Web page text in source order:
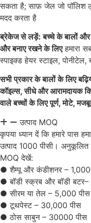
सकता है; साफ़ जेल जो पॉलिश
मदद करता है
ब्रेकेज से लड़ें: बच्चे के बालों और
और बनाए रखने के लिएहमारा
स्पाइक्ड हेयर स्टाइल,
सभी प्रकार के बालों के लिए
कॉइल्स, सीधे और आरामदायक
वाले बच्चों के लिए पूर्ण, मोटे,
उत्पाद MOQ
कृपया ध्यान दें कि हमारे पास
उत्पाद 1000 पीसी।
MOQ देखें:
● शैम्पू और कंडीशनर –
● बॉडी स्क्रब और बॉडी
● सीरम या तेल – 5,000 पीस
● टूथपेस्ट – 30,000 पीस
● ठोस साबुन – 30000 पीस